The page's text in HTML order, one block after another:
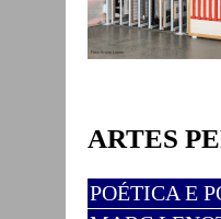
ARTES
POÉTICA E